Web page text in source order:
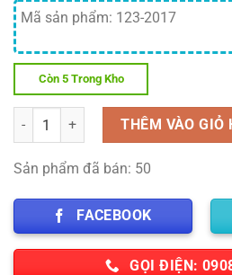
Mã sản phẩm: 123-2017
Còn 5 Trong Kho
Số lượng THÊM VÀO GIỎ
Sản phẩm đã bán: 50
FACEBOOK
GỌI ĐIỆN: